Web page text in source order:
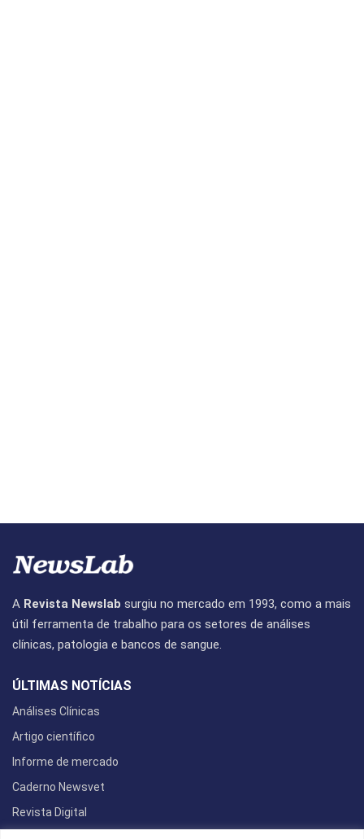
A Revista Newslab surgiu no mercado em 1993, como a mais
útil ferramenta de trabalho para os setores de análises
clínicas, patologia e bancos de sangue.
ÚLTIMAS NOTÍCIAS
Análises Clínicas
Artigo científico
Informe de mercado
Caderno Newsvet
Revista Digital